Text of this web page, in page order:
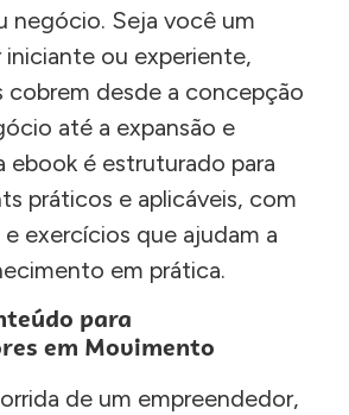
negócio. Seja você um
ou experiente,
cobrem desde a concepção
até a expansão e
ebook é estruturado para
práticos e aplicáveis, com
exercícios que ajudam a
em prática.
para
em Movimento
de um empreendedor,